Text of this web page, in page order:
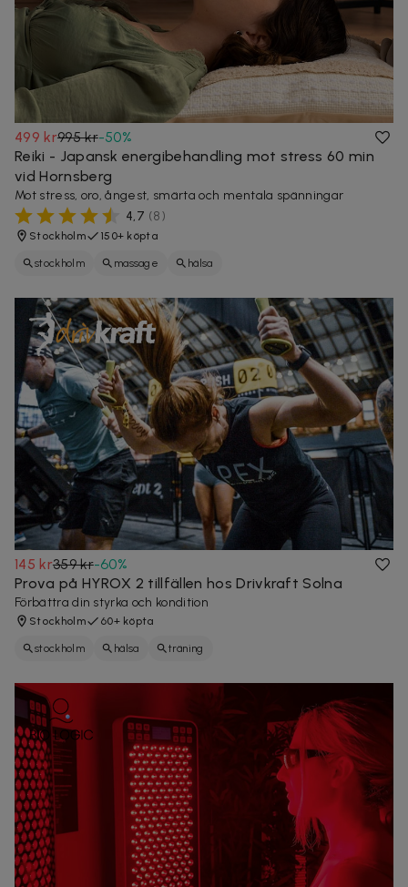
499 kr995 kr-50%
Reiki - Japansk energibehandling mot stress 60 min
vid Hornsberg
Mot stress, oro, ångest, smärta och mentala spänningar
4,7 (8)
Stockholm 150+ köpta
stockholm massage hälsa
145 kr359 kr-60%
Prova på HYROX 2 tillfällen hos Drivkraft Solna
Förbättra din styrka och kondition
Stockholm 60+ köpta
stockholm hälsa träning